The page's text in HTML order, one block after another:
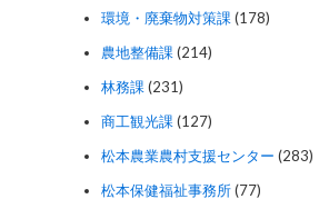
環境・廃棄物対策課 (178)
農地整備課 (214)
林務課 (231)
商工観光課 (127)
松本農業農村支援センター (283)
松本保健福祉事務所(77)